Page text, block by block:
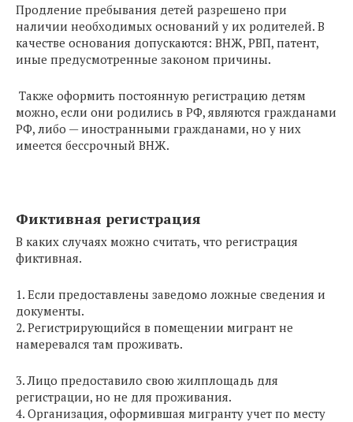
Продление пребывания детей разрешено при
наличии необходимых оснований у их родителей. В
качестве основания допускаются: ВНЖ, РВП, патент,
иные предусмотренные законом причины.
Также оформить постоянную регистрацию детям
можно, если они родились в РФ, являются гражданами
РФ, либо — иностранными гражданами, но у них
имеется бессрочный ВНЖ.
Фиктивная регистрация
В каких случаях можно считать, что регистрация
фиктивная.
1. Если предоставлены заведомо ложные сведения и
документы.
2. Регистрирующийся в помещении мигрант не
намеревался там проживать.
3. Лицо предоставило свою жилплощадь для
регистрации, но не для проживания.
4. Организация, оформившая мигранту учет по месту